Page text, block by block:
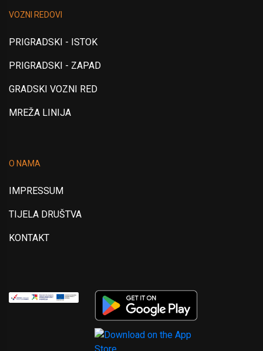
VOZNI REDOVI
PRIGRADSKI - ISTOK
PRIGRADSKI - ZAPAD
GRADSKI VOZNI RED
MREŽA LINIJA
O NAMA
IMPRESSUM
TIJELA DRUŠTVA
KONTAKT